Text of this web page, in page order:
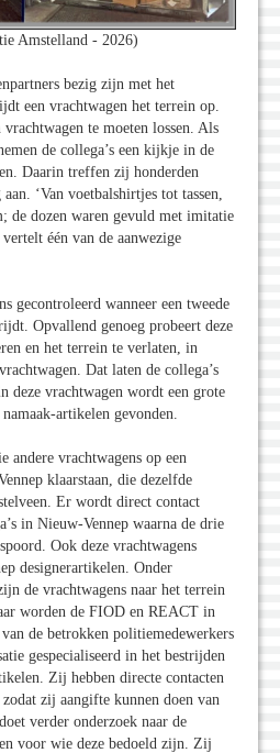
Amstelland - 2026)
bezig zijn met het
een vrachtwagen het terrein op.
te moeten lossen. Als
de collega’s een kijkje in de
Daarin treffen zij honderden
‘Van voetbalshirtjes tot tassen,
de dozen waren gevuld met imitatie
één van de aanwezige
gecontroleerd wanneer een tweede
Opvallend genoeg probeert deze
en het terrein te verlaten, in
Dat laten de collega’s
deze vrachtwagen wordt een grote
artikelen gevonden.
vrachtwagens op een
klaarstaan, die dezelfde
Er wordt direct contact
in Nieuw-Vennep waarna de drie
Ook deze vrachtwagens
designerartikelen. Onder
de vrachtwagens naar het terrein
worden de FIOD en REACT in
de betrokken politiemedewerkers
gespecialiseerd in het bestrijden
Zij hebben directe contacten
zij aangifte kunnen doen van
verder onderzoek naar de
voor wie deze bedoeld zijn. Zij